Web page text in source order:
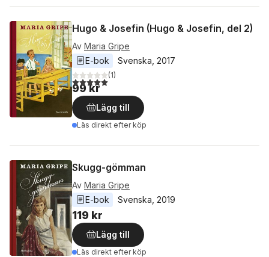
Hugo & Josefin (Hugo & Josefin, del 2)
Av Maria Gripe
E-bok
Svenska 2017
5,0utav 5 stjärnor. Totalt antal röster:
(1)
99 kr
Lägg till
Läs direkt efter köp
Skugg-gömman
Av Maria Gripe
E-bok
Svenska 2019
119 kr
Lägg till
Läs direkt efter köp